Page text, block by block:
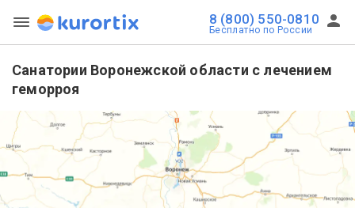
8 (800) 550-0810
Бесплатно по России
Санатории Воронежской области с лечением
геморроя